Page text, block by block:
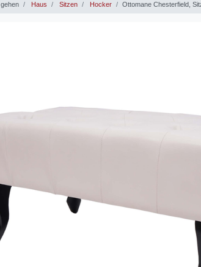
Haus Sitzen Hocker Ottomane Chesterfield,